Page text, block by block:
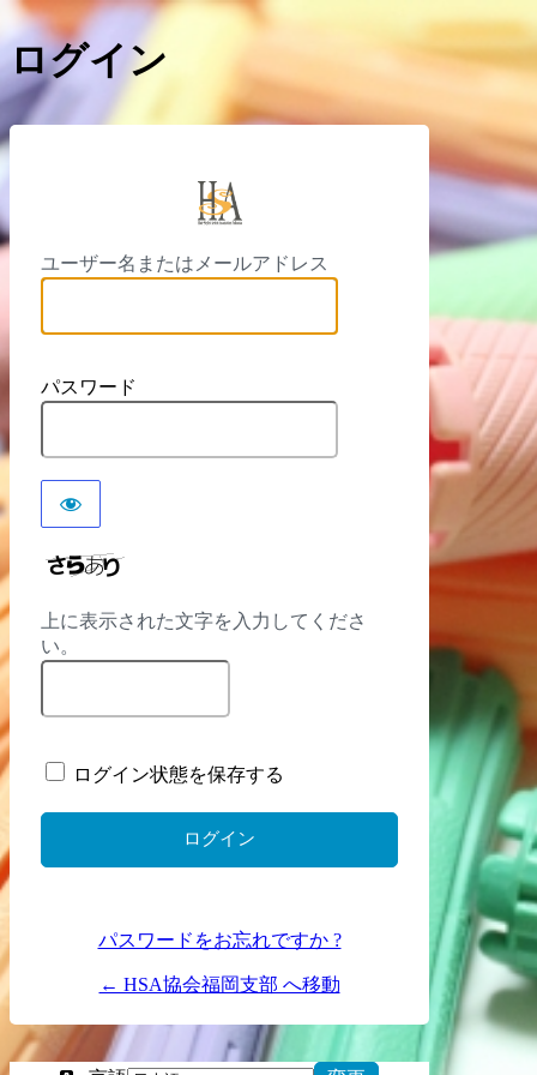
ログイン
https://
ユーザー名またはメールアドレス
パスワード
上に表示された文字を入力してくださ
い。
ログイン状態を保存する
パスワードをお忘れですか ?
← HSA協会福岡支部 へ移動